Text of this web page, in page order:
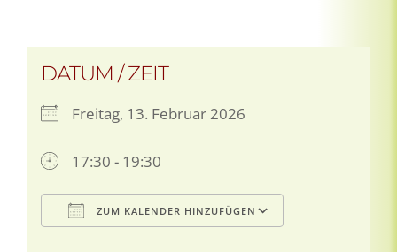
DATUM / ZEIT
Freitag, 13. Februar 2026
17:30 - 19:30
ZUM KALENDER HINZUFÜGEN